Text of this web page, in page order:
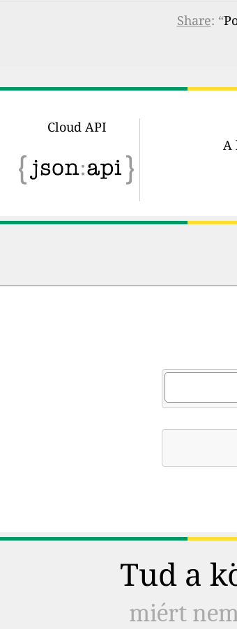
Share: “
Cloud API
A
Tud a
miért